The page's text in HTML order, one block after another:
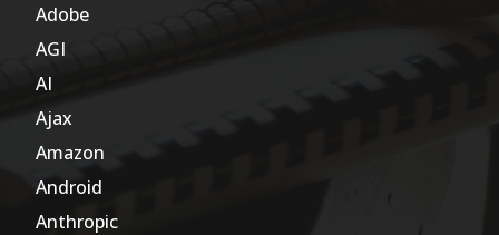
Adobe
AGI
AI
Ajax
Amazon
Android
Anthropic